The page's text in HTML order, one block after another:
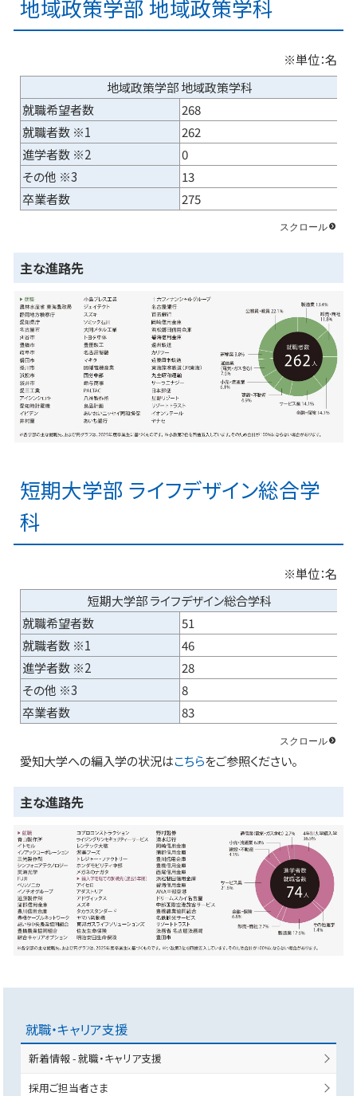
地域政策学部 地域政策学科
※単位：名
地域政策学部 地域政策学科
就職希望者数
268
就職者数 ※1
262
進学者数 ※2
0
その他 ※3
13
卒業者数
275
主な進路先
短期大学部 ライフデザイン総合学
科
※単位：名
短期大学部 ライフデザイン総合学科
就職希望者数
51
就職者数 ※1
46
進学者数 ※2
28
その他 ※3
8
卒業者数
83
愛知大学への編入学の状況はこちらをご参照ください。
主な進路先
就職・キャリア支援
新着情報 - 就職・キャリア支援
採用ご担当者さま